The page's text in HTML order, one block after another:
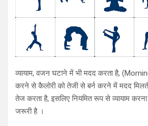
व्यायाम, वजन घटाने में भी मदद करता है,
करने से कैलोरी को तेजी से बर्न करने में मदद
तेज करता है, इसलिए नियमित रूप से व्यायाम
जरूरी है ।